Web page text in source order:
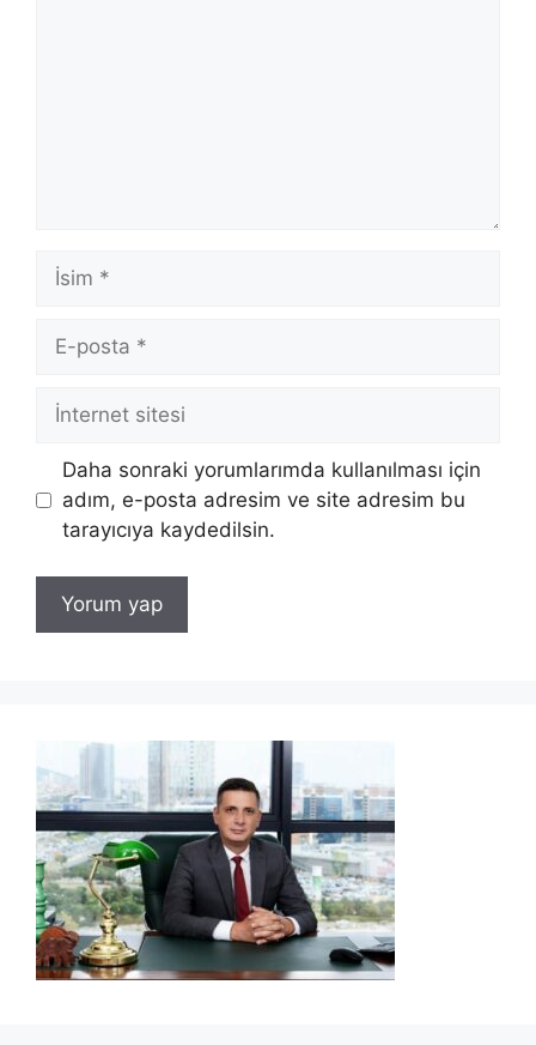
İsim
posta
İnternet
Daha sonraki yorumlarımda kullanılması için
adım, e-posta adresim ve site adresim bu
tarayıcıya kaydedilsin.